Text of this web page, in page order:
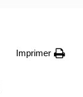
Imprimer